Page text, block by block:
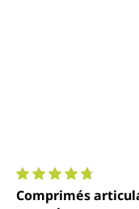
Note moyenne de
Comprimés